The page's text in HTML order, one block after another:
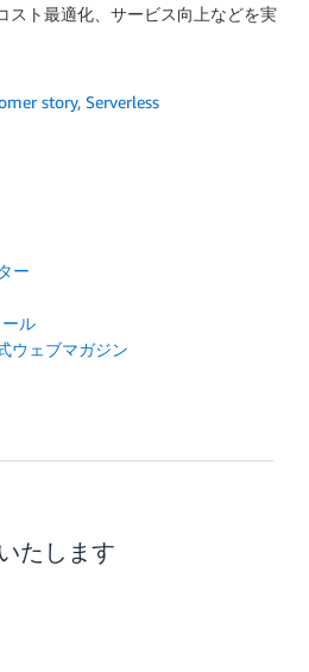
スト最適化、サービス向上などを実
story, Serverless
ー
ル
ウェブマガジン
たします